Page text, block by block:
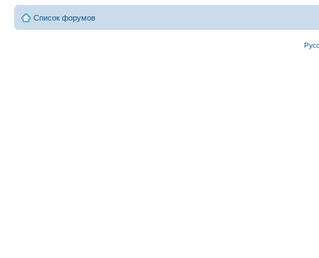
Список форумов